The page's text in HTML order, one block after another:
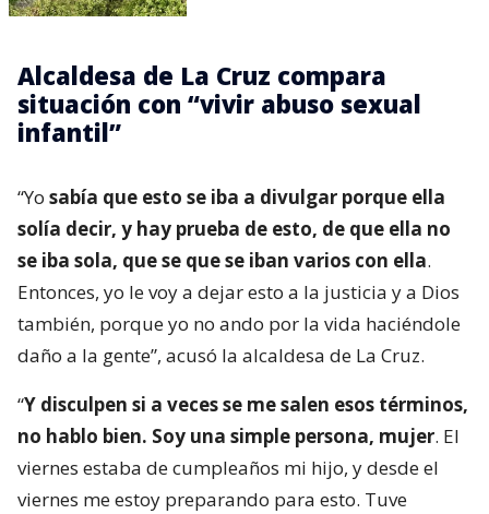
Alcaldesa de La Cruz compara
situación con “vivir abuso sexual
infantil”
“Yo sabía que esto se iba a divulgar porque ella
solía decir, y hay prueba de esto, de que ella no
se iba sola, que se que se iban varios con ella.
Entonces, yo le voy a dejar esto a la justicia y a Dios
también, porque yo no ando por la vida haciéndole
daño a la gente”, acusó la alcaldesa de La Cruz.
“Y disculpen si a veces se me salen esos términos,
no hablo bien. Soy una simple persona, mujer. El
viernes estaba de cumpleaños mi hijo, y desde el
viernes me estoy preparando para esto. Tuve